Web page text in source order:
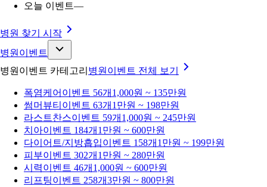
오늘 이벤트—
병원 찾기 시작
병원이벤트
병원이벤트 카테고리 병원이벤트 전체 보기
폭염케어 이벤트 56개 1,000원 ~ 135만원
썸머뷰티 이벤트 63개 1만원 ~ 198만원
라스트찬스이벤트 59개 1,000원 ~ 245만원
치아이벤트 184개 1만원 ~ 600만원
다이어트/지방흡입이벤트 158개 1만원 ~ 199만원
피부이벤트 302개 1만원 ~ 280만원
시력이벤트 46개 1,000원 ~ 600만원
리프팅이벤트 258개3만원 ~ 800만원